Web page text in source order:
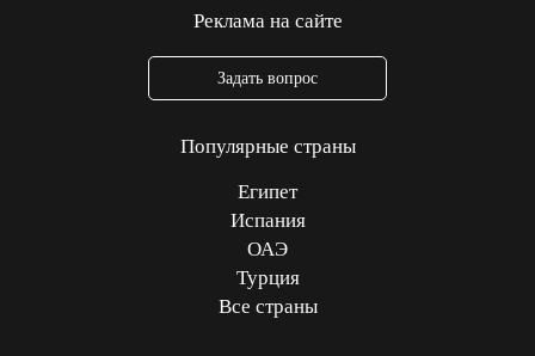
Реклама на сайте
Задать вопрос
Популярные страны
Египет
Испания
ОАЭ
Турция
Все страны